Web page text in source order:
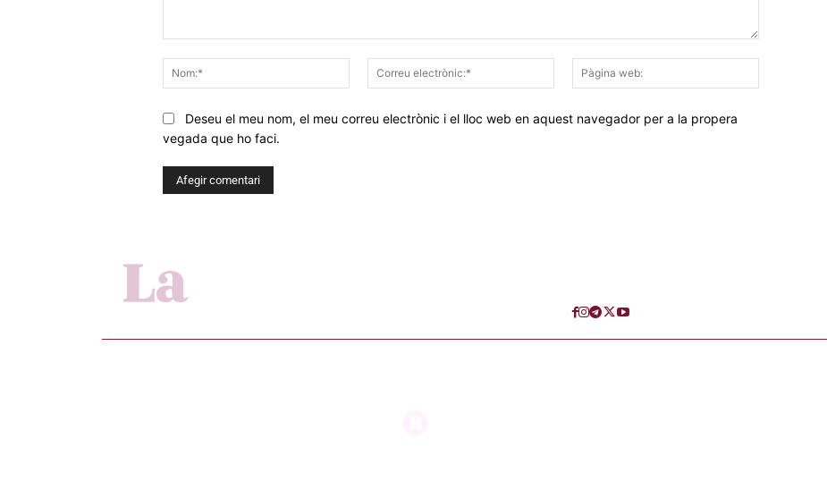
Nom:*
Correu
electrònic:*
web:
Deseu el meu nom, el meu correu electrònic i el lloc web en aquest navegador per a la propera
vegada que ho faci.